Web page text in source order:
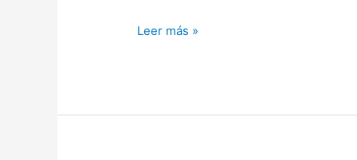
Equipamiento
para
Leer más »